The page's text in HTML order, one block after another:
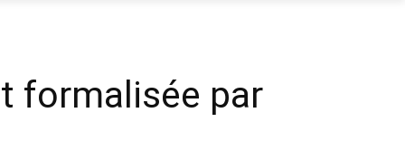
formalisée par